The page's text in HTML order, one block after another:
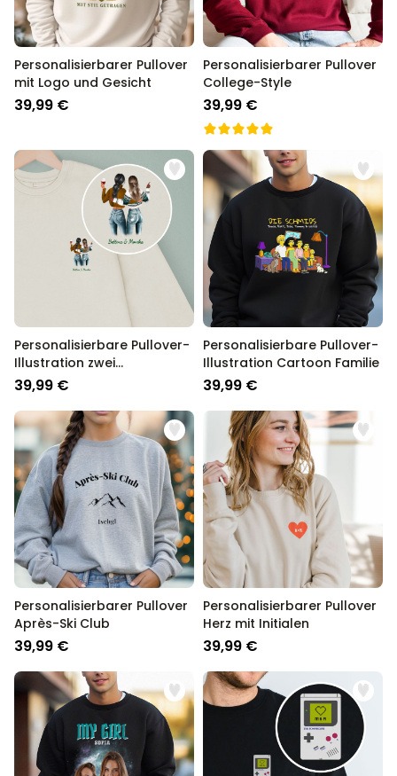
Personalisierbarer Pullover
mit Logo und Gesicht
39,99 €
Personalisierbarer Pullover
College-Style
39,99 €
Personalisierbare Pullover-
Illustration zwei
Freundinnen
39,99 €
Personalisierbare Pullover-
Illustration Cartoon Familie
39,99 €
Personalisierbarer Pullover
Après-Ski Club
39,99 €
Personalisierbarer Pullover
Herz mit Initialen
39,99 €